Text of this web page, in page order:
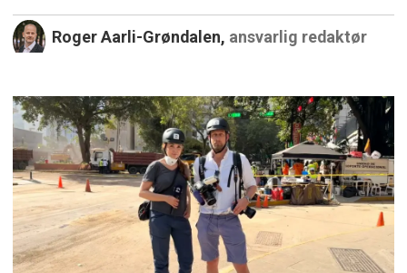
Roger Aarli-Grøndalen, ansvarlig redaktør